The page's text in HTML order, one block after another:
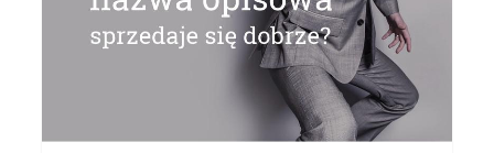
przykłady
wzięte.